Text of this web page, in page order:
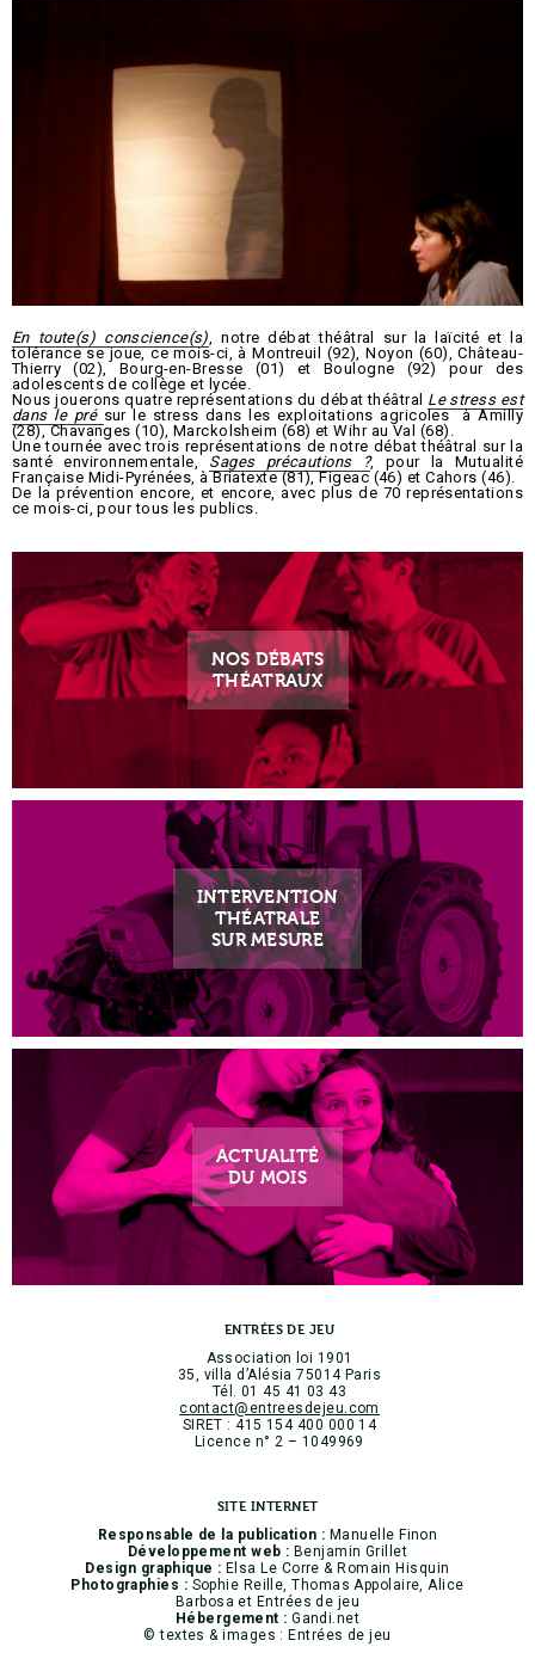
En toute(s) conscience(s), notre débat théâtral sur la laïcité et la
tolérance se joue, ce mois-ci, à Montreuil (92), Noyon (60), Château-
Thierry (02), Bourg-en-Bresse (01) et Boulogne (92) pour des
adolescents de collège et lycée.
Nous jouerons quatre représentations du débat théâtral Le stress est
dans le pré sur le stress dans les exploitations agricoles à Amilly
(28), Chavanges (10), Marckolsheim (68) et Wihr au Val (68).
Une tournée avec trois représentations de notre débat théâtral sur la
santé environnementale, Sages précautions ?, pour la Mutualité
Française Midi-Pyrénées, à Briatexte (81), Figeac (46) et Cahors (46).
De la prévention encore, et encore, avec plus de 70 représentations
ce mois-ci, pour tous les publics.
NOS DÉBATS
THÉATRAUX
INTERVENTION
THÉATRALE
SUR MESURE
ACTUALITÉ
DU MOIS
ENTRÉES DE JEU
Association loi 1901
35, villa d’Alésia 75014 Paris
Tél. 01 45 41 03 43
contact@entreesdejeu.com
SIRET : 415 154 400 000 14
Licence n° 2 – 1049969
SITE INTERNET
Responsable de la publication : Manuelle Finon
Développement web : Benjamin Grillet
Design graphique : Elsa Le Corre & Romain Hisquin
Photographies : Sophie Reille, Thomas Appolaire, Alice
Barbosa et Entrées de jeu
Hébergement : Gandi.net
© textes & images : Entrées de jeu